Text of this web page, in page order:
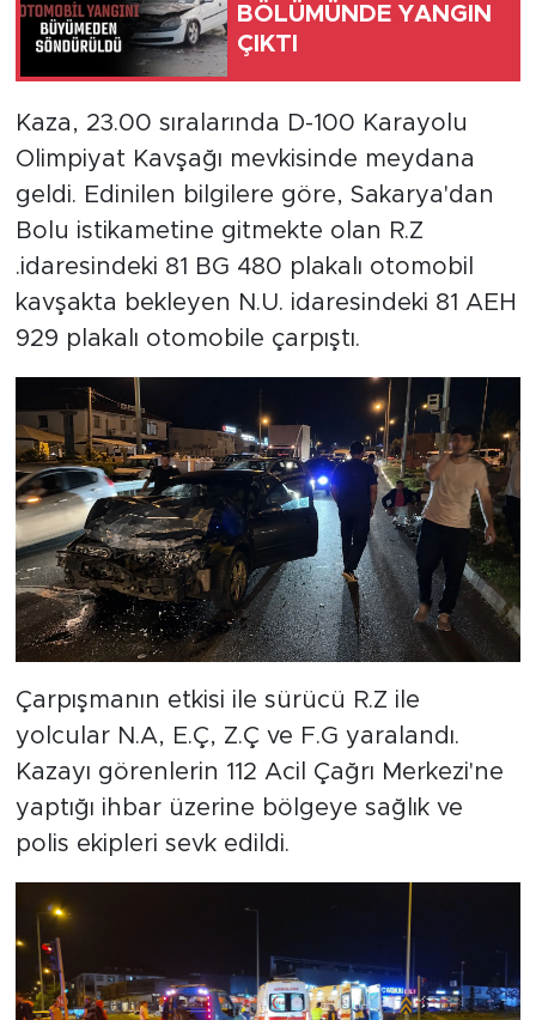
BÖLÜMÜNDE YANGIN
ÇIKTI
Kaza, 23.00 sıralarında D-100 Karayolu
Olimpiyat Kavşağı mevkisinde meydana
geldi. Edinilen bilgilere göre, Sakarya'dan
Bolu istikametine gitmekte olan R.Z
.idaresindeki 81 BG 480 plakalı otomobil
kavşakta bekleyen N.U. idaresindeki 81 AEH
929 plakalı otomobile çarpıştı.
Çarpışmanın etkisi ile sürücü R.Z ile
yolcular N.A, E.Ç, Z.Ç ve F.G yaralandı.
Kazayı görenlerin 112 Acil Çağrı Merkezi'ne
yaptığı ihbar üzerine bölgeye sağlık ve
polis ekipleri sevk edildi.